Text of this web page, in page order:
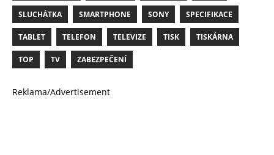
SLUCHÁTKA SMARTPHONE SONY SPECIFIKACE
TABLET TELEFON TELEVIZE TISK TISKÁRNA
TOP TV ZABEZPEČENÍ
Reklama/Advertisement